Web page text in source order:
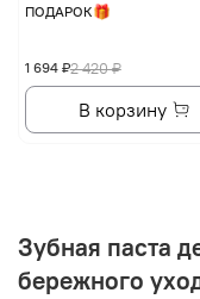
ПОДАРОК🎁
2 420 ₽
1 694 ₽
В корзину
Зубная паста
бережного